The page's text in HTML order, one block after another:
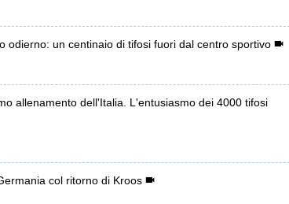
odierno: un centinaio di tifosi fuori dal centro sportivo
allenamento dell'Italia. L'entusiasmo dei 4000 tifosi
col ritorno di Kroos